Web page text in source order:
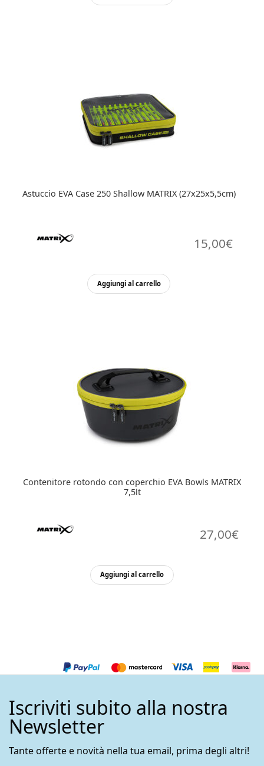
Astuccio EVA Case 250 Shallow MATRIX (27x25x5,5cm)
15,00€
Aggiungi al carrello
Contenitore rotondo con coperchio EVA Bowls MATRIX
7,5lt
27,00€
Aggiungi al carrello
Iscriviti subito alla nostra
Newsletter
Tante offerte e novità nella tua email, prima degli altri!